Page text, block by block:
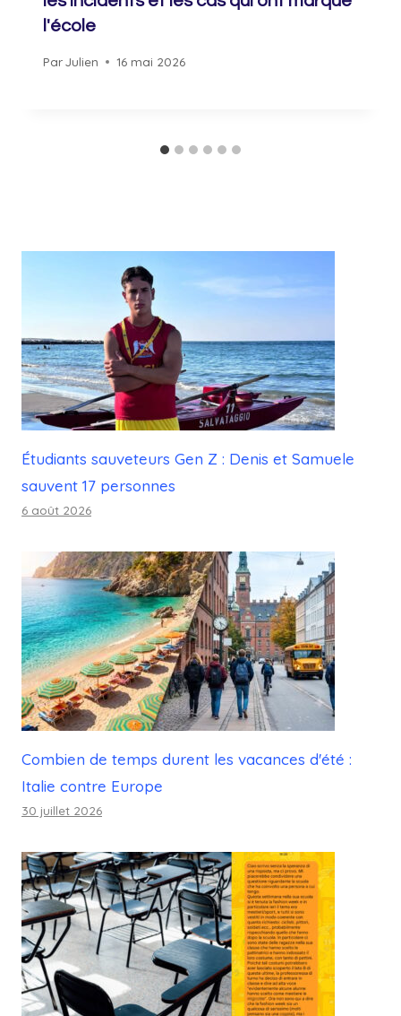
l'école
ParJulien 16 mai 2026
Étudiants sauveteurs Gen Z : Denis et Samuele
sauvent 17 personnes
6 août 2026
Combien de temps durent les vacances d'été :
Italie contre Europe
30 juillet 2026